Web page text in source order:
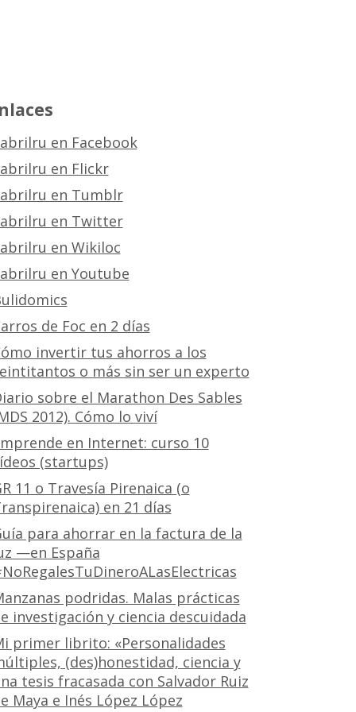
en Facebook
en Flickr
en Tumblr
en Twitter
en Wikiloc
en Youtube
de Foc en 2 días
invertir tus ahorros a los
o más sin ser un experto
sobre el Marathon Des Sables
2012). Cómo lo viví
en Internet: curso 10
(startups)
11 o Travesía Pirenaica (o
en 21 días
para ahorrar en la factura de la
—en España
podridas. Malas prácticas
investigación y ciencia descuidada
primer librito: «Personalidades
(des)honestidad, ciencia y
tesis fracasada con Salvador Ruiz
Maya e Inés López López